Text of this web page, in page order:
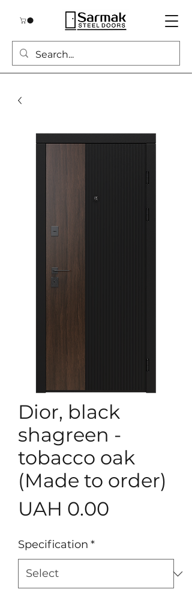
Dior, black
shagreen -
tobacco oak
(Made to order)
UAH 0.00
Specification *